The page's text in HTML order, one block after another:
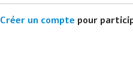
Créer un compte pour